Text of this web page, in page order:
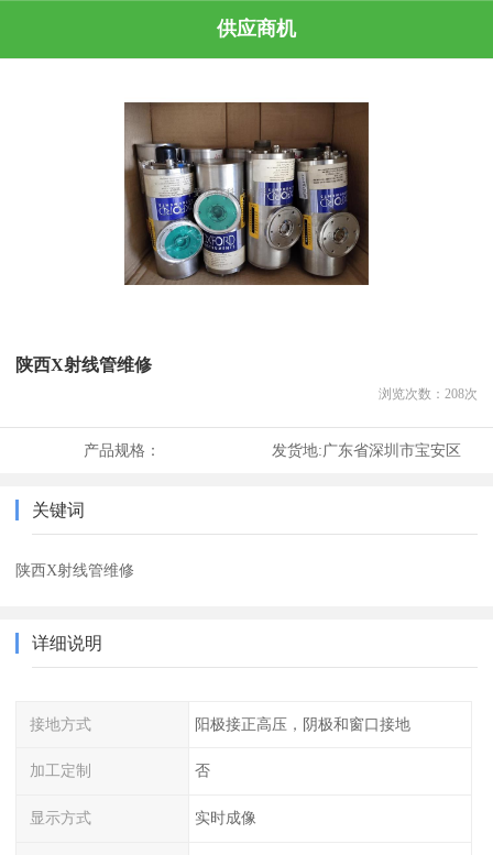
供应商机
陕西X射线管维修
浏览次数： 208次
产品规格： 发货地:广东省深圳市宝安区
关键词
陕西X射线管维修
详细说明
接地方式 阳极接正高压，阴极和窗口接地
加工定制 否
显示方式 实时成像